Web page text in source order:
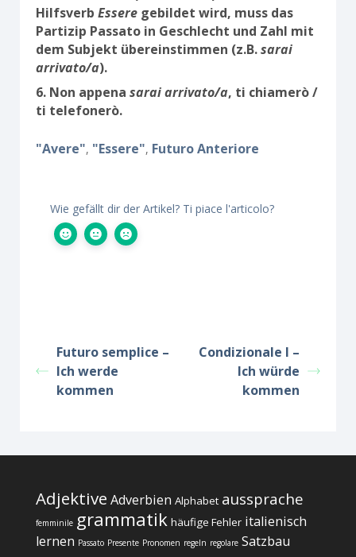
Hilfsverb Essere gebildet wird, muss das
Partizip Passato in Geschlecht und Zahl mit
dem Subjekt übereinstimmen (z.B.sarai
arrivato/a).
6. Non appena sarai arrivato/a, ti chiamerò /
ti telefonerò.
"Avere", "Essere", Futuro Anteriore
Wie gefällt dir der Artikel? Ti piace l'articolo?
Futuro semplice –
Ich werde
kommen
Condizionale I –
Ich würde
kommen
Adjektive Adverbien Alphabet aussprache
femminile grammatik häufige Fehler italienisch
lernen Passato Presente Pronomen regeln regolare Satzbau